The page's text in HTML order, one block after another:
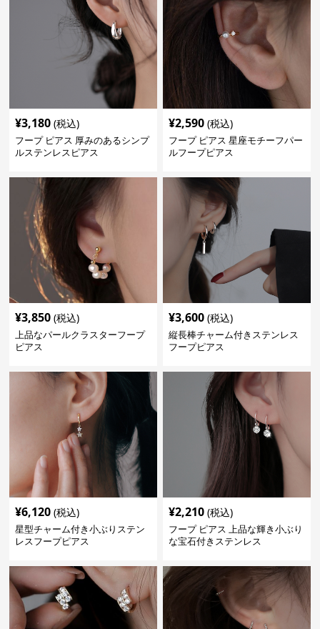
¥3,180 (税込)
フープ ピアス 厚みのあるシンプ
ルステンレスピアス
¥2,590 (税込)
フープ ピアス 星座モチーフパー
ルフープピアス
¥3,850 (税込)
上品なパールクラスターフープ
ピアス
¥3,600 (税込)
縦長棒チャーム付きステンレス
フープピアス
¥6,120 (税込)
星型チャーム付き小ぶりステン
レスフープピアス
¥2,210 (税込)
フープ ピアス 上品な輝き小ぶり
な宝石付きステンレス